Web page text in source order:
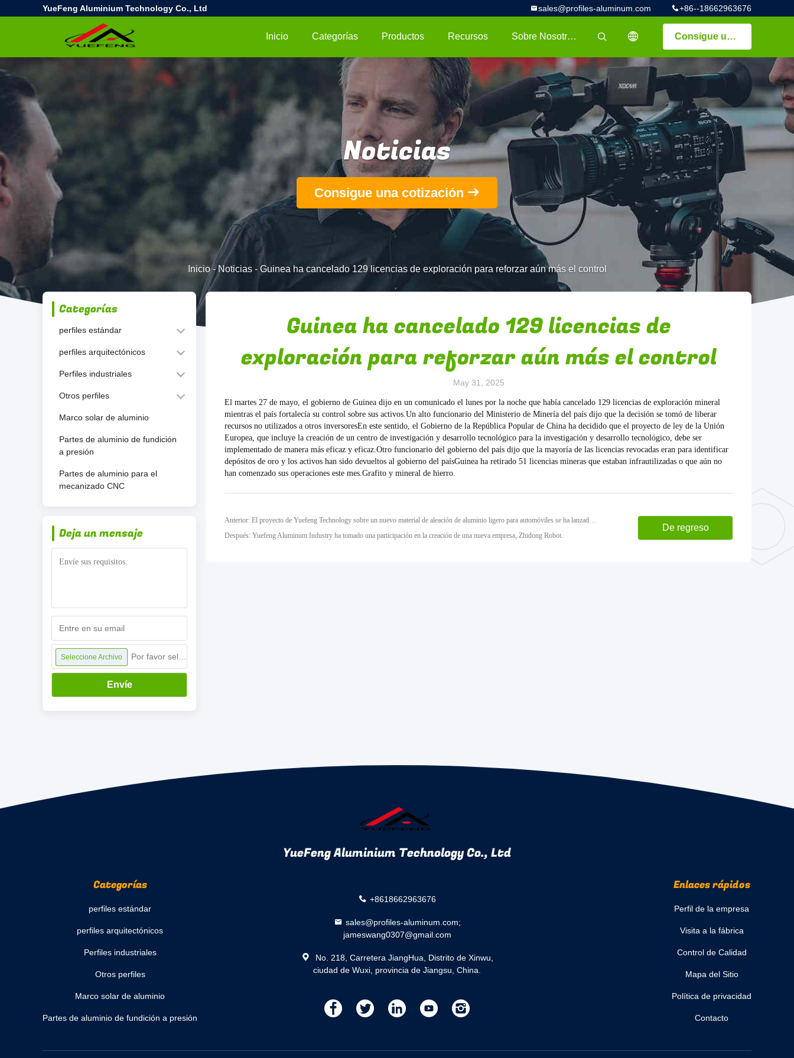
YueFeng Aluminium Technology Co., Ltd +86--18662963676
sales@profiles-aluminum.com
Consigue una cotización
描述
Inicio Categorías Productos Recursos Sobre Nosotros
Noticias
Consigue una cotización
Inicio-Noticias- Guinea ha cancelado 129 licencias de exploración para reforzar aún más el control
Categorías
perfiles estándar
perfiles arquitectónicos
Perfiles industriales
Otros perfiles
Marco solar de aluminio
Partes de aluminio de fundición
a presión
Partes de aluminio para el
mecanizado CNC
Deja un mensaje
Seleccione Archivo
Envíe
Guinea ha cancelado 129 licencias de
exploración para reforzar aún más el control
May 31, 2025
El martes 27 de mayo, el gobierno de Guinea dijo en un comunicado el lunes por la noche que había cancelado 129 licencias de exploración mineral
mientras el país fortalecía su control sobre sus activos.Un alto funcionario del Ministerio de Minería del país dijo que la decisión se tomó de liberar
recursos no utilizados a otros inversoresEn este sentido, el Gobierno de la República Popular de China ha decidido que el proyecto de ley de la Unión
Europea, que incluye la creación de un centro de investigación y desarrollo tecnológico para la investigación y desarrollo tecnológico, debe ser
implementado de manera más eficaz y eficaz.Otro funcionario del gobierno del país dijo que la mayoría de las licencias revocadas eran para identificar
depósitos de oro y los activos han sido devueltos al gobierno del paísGuinea ha retirado 51 licencias mineras que estaban infrautilizadas o que aún no
han comenzado sus operaciones este mes.Grafito y mineral de hierro.
Anterior: El proyecto de Yuefeng Technology sobre un nuevo material de aleación de aluminio ligero para automóviles se ha lanzado en Hefei.
Después: Yuefeng Aluminum Industry ha tomado una participación en la creación de una nueva empresa, Zhidong Robot.
De regreso
YueFeng Aluminium Technology Co., Ltd
Categorías
perfiles estándar
perfiles arquitectónicos
Perfiles industriales
Otros perfiles
Marco solar de aluminio
Partes de aluminio de fundición a presión
+8618662963676
sales@profiles-aluminum.com;
jameswang0307@gmail.com
No. 218, Carretera JiangHua, Distrito de Xinwu,
ciudad de Wuxi, provincia de Jiangsu, China.
Enlaces rápidos
Perfil de la empresa
Visita a la fábrica
Control de Calidad
Mapa del Sitio
Política de privacidad
Contacto